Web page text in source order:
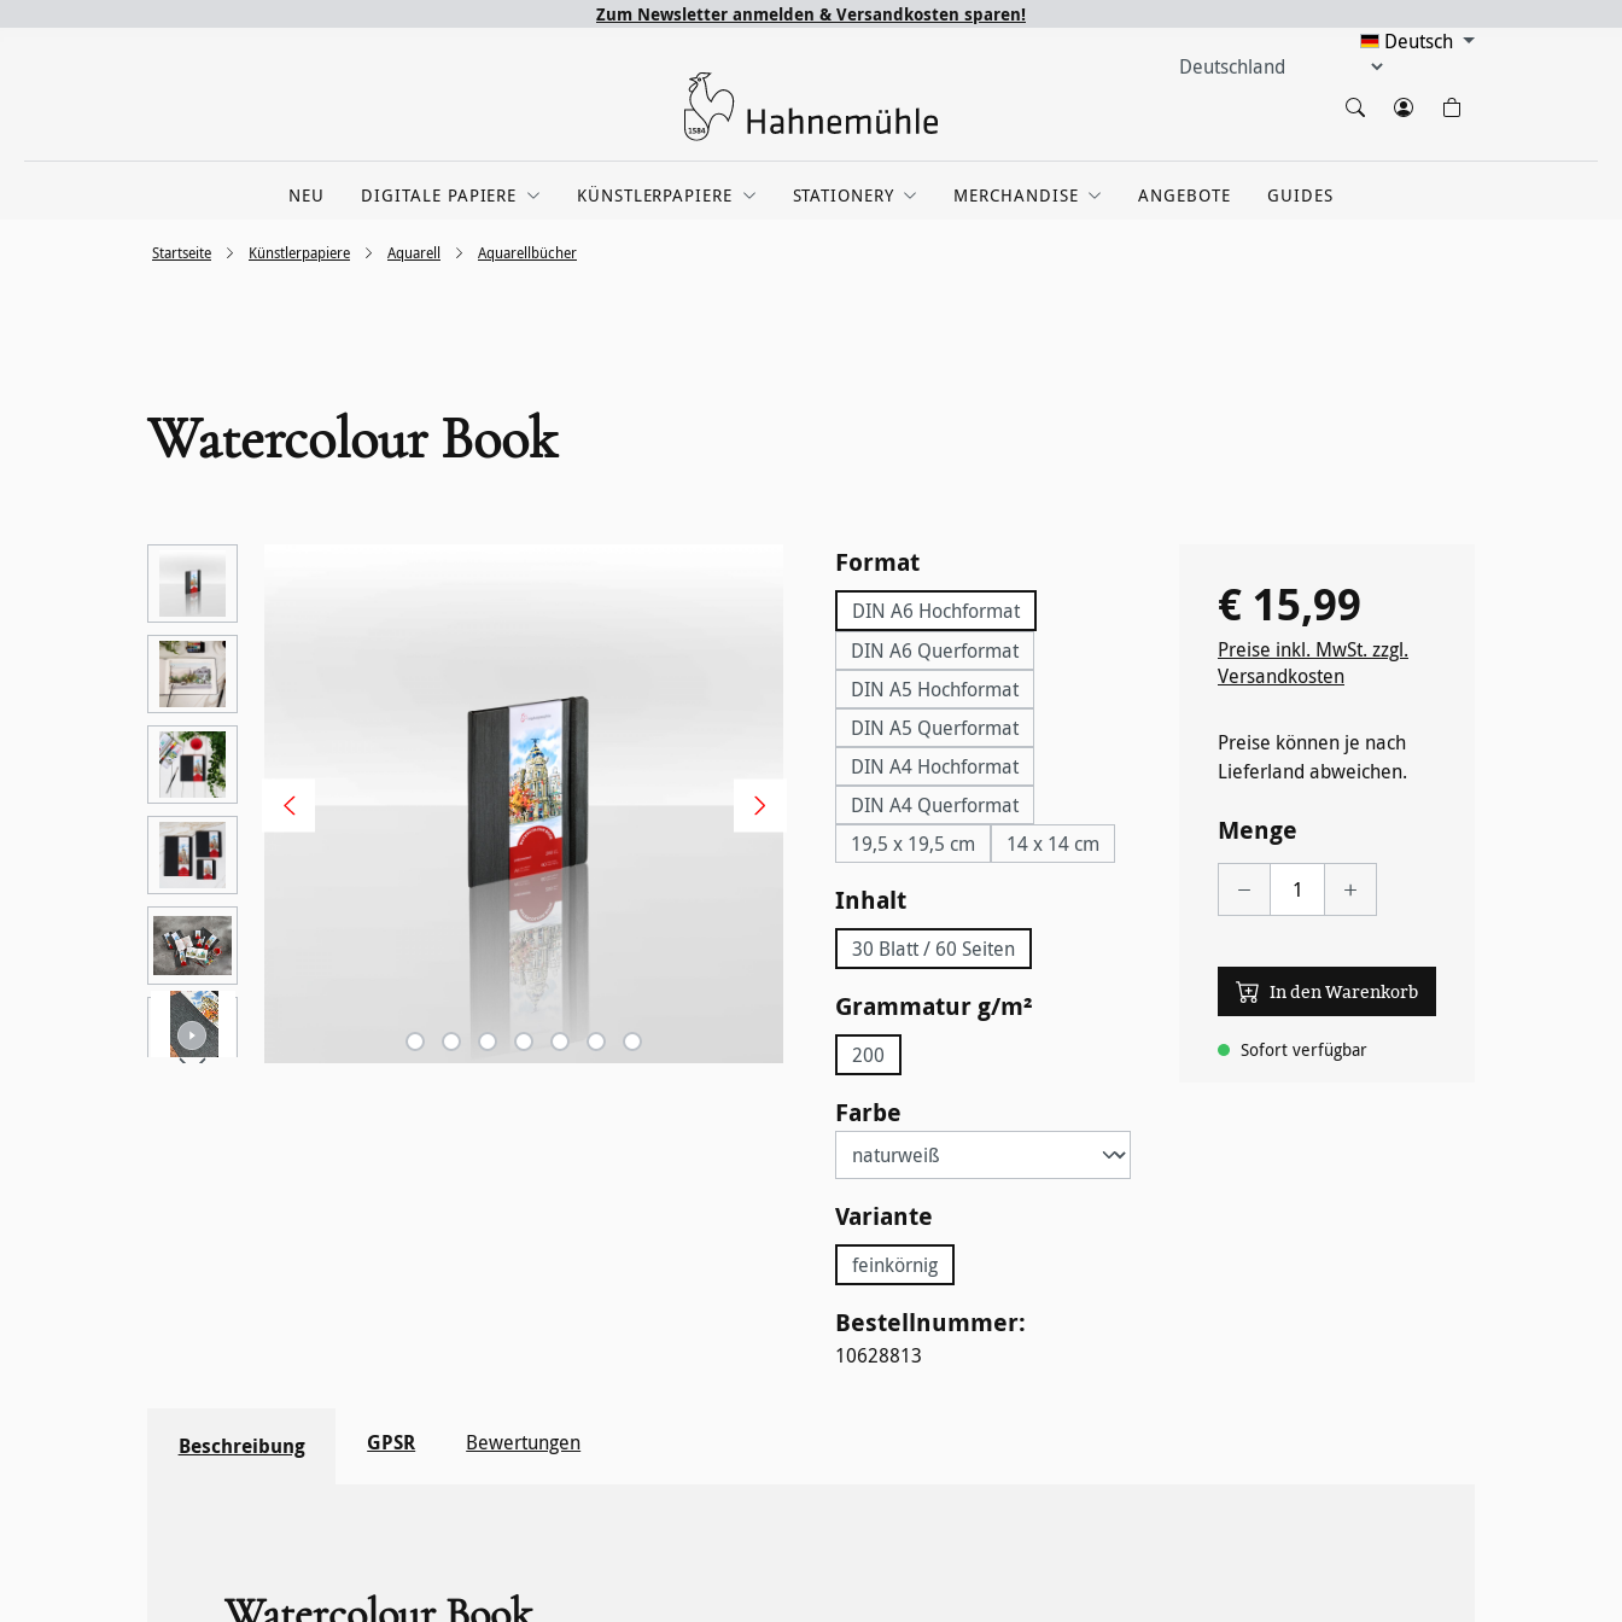
Zum Newsletter anmelden & Versandkosten sparen!
Deutsch
NEU DIGITALE PAPIERE KÜNSTLERPAPIERE STATIONERY MERCHANDISE ANGEBOTE GUIDES
Aquarellbücher
Aquarell
Künstlerpapiere
Startseite
Watercolour Book
Bildergalerie überspringen Formatauswählen
DIN A6 Hochformat
DIN A6 Querformat
DIN A5 Hochformat
DIN A5 Querformat
DIN A4 Hochformat
DIN A4 Querformat
19,5 x 19,5 cm
14 x 14 cm
Inhaltauswählen
30 Blatt / 60 Seiten
Grammatur g/m²
200
Farbe
Variante
feinkörnig
Bestellnummer:
10628813
Regulärer Preis:
€ 15,99
Preise inkl. MwSt. zzgl.
Versandkosten
Preise können je nach
Lieferland abweichen.
Menge
In den Warenkorb
Sofort verfügbar
Beschreibung GPSR Bewertungen